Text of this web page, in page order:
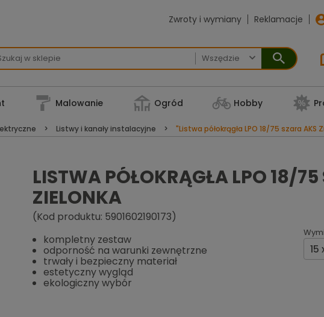
Zwroty i wymiany Reklamacje

Malowanie Ogród Hobby
Listwy i kanały instalacyjne "Listwa półokrągła LPO 18/75 szara AKS
LISTWA PÓŁOKRĄGŁA LPO 18/
ZIELONKA
(Kod produktu: 5901602190173)
kompletny zestaw
odporność na warunki zewnętrzne
trwały i bezpieczny materiał
estetyczny wygląd
ekologiczny wybór
15